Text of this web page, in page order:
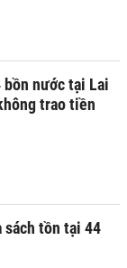
bồn nước tại Lai
trao tiền
sách tồn tại 44